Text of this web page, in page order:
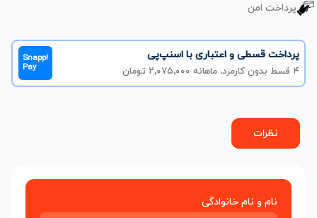
پرداخت امن
پرداخت قسطی و اعتباری با اسنپ‌پی
۴ قسط بدون کارمزد، ماهانه ۲٬۰۷۵٬۰۰۰ تومان
Snapp!
Pay
نظرات
نام و نام خانوادگی